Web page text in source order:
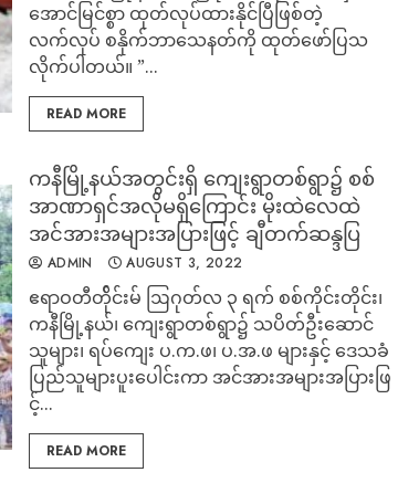
အောင်မြင်စ္စာ ထုတ်လုပ်ထားနိုင်ပြီဖြစ်တဲ့
လက်လုပ် စနိုက်ဘာသေနတ်ကို ထုတ်ဖော်ပြသ
လိုက်ပါတယ်။ ”...
READ MORE
ကနီမြို့နယ်အတွင်းရှိ ကျေးရွာတစ်ရွာ၌ စစ်
အာဏာရှင်အလိုမရှိကြောင်း မိုးထဲလေထဲ
အင်အားအများအပြားဖြင့် ချီတက်ဆန္ဒပြ
ADMIN AUGUST 3, 2022
ဧရာဝတီတ်ိုင်းမ် ဩဂုတ်လ ၃ ရက် စစ်ကိုင်းတိုင်း၊
ကနီမြို့နယ်၊ ကျေးရွာတစ်ရွာ၌ သပိတ်ဦးဆောင်
သူများ၊ ရပ်ကျေး ပ.က.ဖ၊ ပ.အ.ဖ များနှင့် ဒေသခံ
ပြည်သူများပူးပေါင်းကာ အင်အားအများအပြားဖြ
င့်...
READ MORE